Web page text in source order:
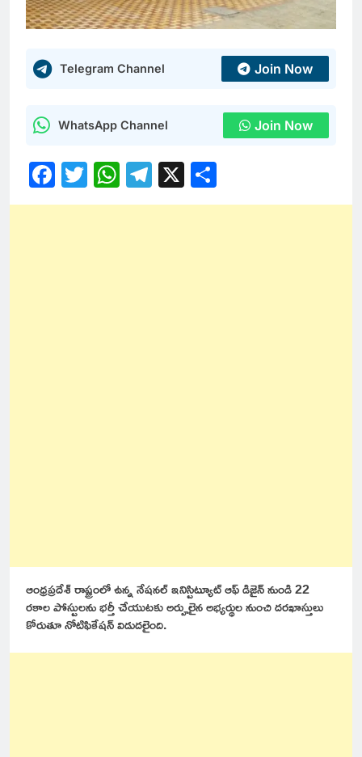
Telegram Channel Join Now
WhatsApp Channel Join Now
Facebook
Twitter
WhatsApp
Telegram
X
ఆంధ్రప్రదేశ్ రాష్ట్రంలో ఉన్న నేషనల్ ఇనిస్టిట్యూట్ ఆఫ్ డిజైన్ నుండి 22
రకాల పోస్టులను భర్తీ చేయుటకు అర్హులైన అభ్యర్థుల నుంచి దరఖాస్తులు
కోరుతూ నోటిఫికేషన్ విడుదలైంది.